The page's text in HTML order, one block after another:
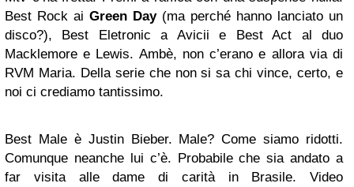
Best Rock ai Green Day(ma perché hanno lanciato un
disco?), Best Eletronic a Avicii e Best Act al duo
Macklemore e Lewis. Ambè, non c’erano e allora via di
RVM Maria. Della serie che non si sa chi vince, certo, e
noi ci crediamo tantissimo.
Best Male è Justin Bieber. Male? Come siamo ridotti.
Comunque neanche lui c’è. Probabile che sia andato a
far visita alle dame di carità in Brasile. Video